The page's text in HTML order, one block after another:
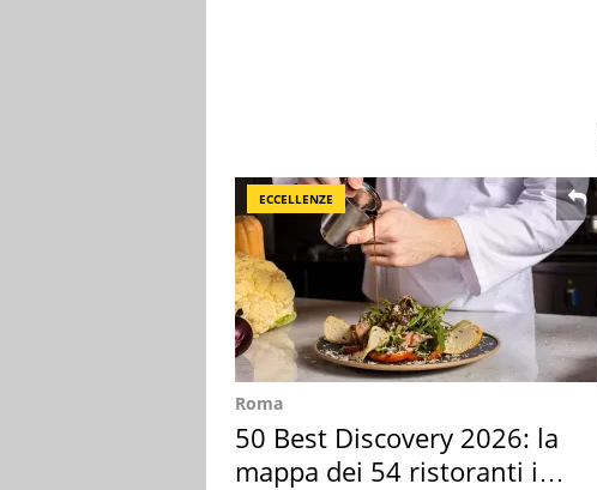
ECCELLENZE
Roma
50 Best Discovery 2026: la
mappa dei 54 ristoranti in